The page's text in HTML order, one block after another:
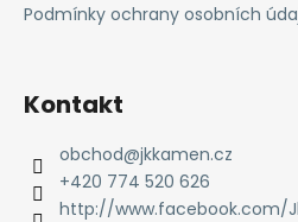
Podmínky ochrany osobních
Kontakt
obchod@jkkamen.cz
+420 774 520 626
http://www.facebook.com/